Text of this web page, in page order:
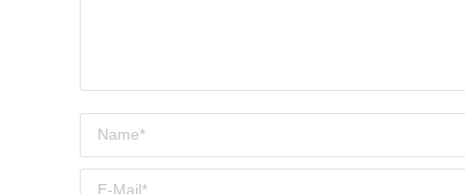
Name *
E-Mail *